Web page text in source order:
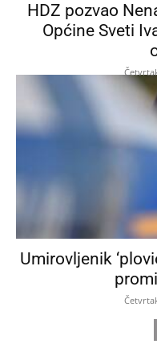
HDZ pozvao
Općine Sveti
Umirovljenik